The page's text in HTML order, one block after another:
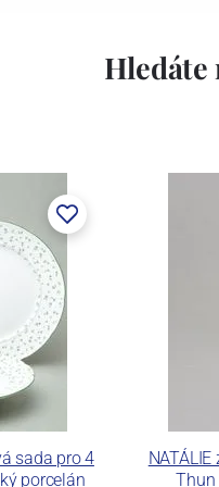
známky a
moderními
výrobky pomocí
používá ochrannou
Hledáte
sada pro 4
porcelán
Thun